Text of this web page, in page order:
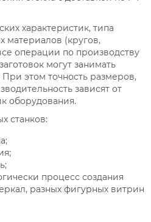
характеристик, типа
материалов (кругов,
операции по производству
могут занимать
этом точность размеров,
зависят от
оборудования.
станков:
процесс создания
разных фигурных витрин